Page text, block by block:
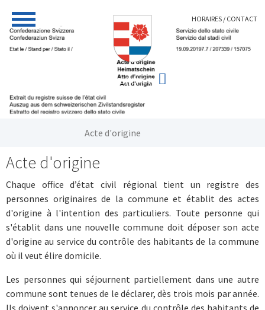
HORAIRES / CONTACT
Acte d'origine
Acte d'origine
Chaque office d’état civil régional tient un registre des
personnes originaires de la commune et établit des actes
d'origine à l'intention des particuliers. Toute personne qui
s'établit dans une nouvelle commune doit déposer son acte
d'origine au service du contrôle des habitants de la commune
où il veut élire domicile.
Les personnes qui séjournent partiellement dans une autre
commune sont tenues de le déclarer, dès trois mois par année.
Ils doivent s'annoncer au service du contrôle des habitants de